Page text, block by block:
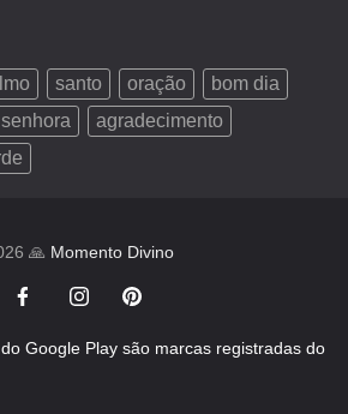
santo oração
bom dia
agradecimento
🙏 Momento Divino
Google Play são marcas registradas do